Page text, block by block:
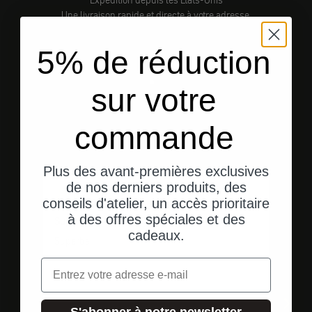
Une livraison rapide et directe à votre adresse.
Aller à l'élément 1
Aller à l'élément 2
Aller à l'élément 3
Témoignages de clients
G Geoffrey L.
Superbe
5% de réduction
sur votre
commande
Plus des avant-premières exclusives
de nos derniers produits, des
conseils d'atelier, un accès prioritaire
à des offres spéciales et des
cadeaux.
Email